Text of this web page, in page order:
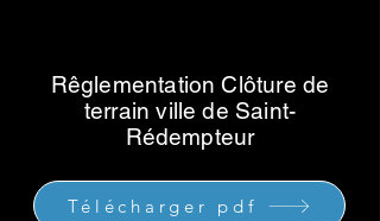
Rêglementation Clôture de
terrain ville de Saint-
Rédempteur
Télécharger pdf